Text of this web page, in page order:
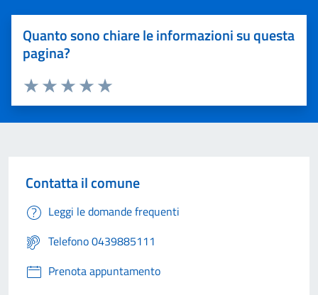
Quanto sono chiare le informazioni su questa
pagina?
Valuta 5 stelle su 5
Valuta 4 stelle su 5
Valuta 3 stelle su 5
Valuta 2 stelle su 5
Valuta 1 stelle su 5
Contatta il comune
Leggi le domande frequenti
Telefono 0439885111
Prenota appuntamento